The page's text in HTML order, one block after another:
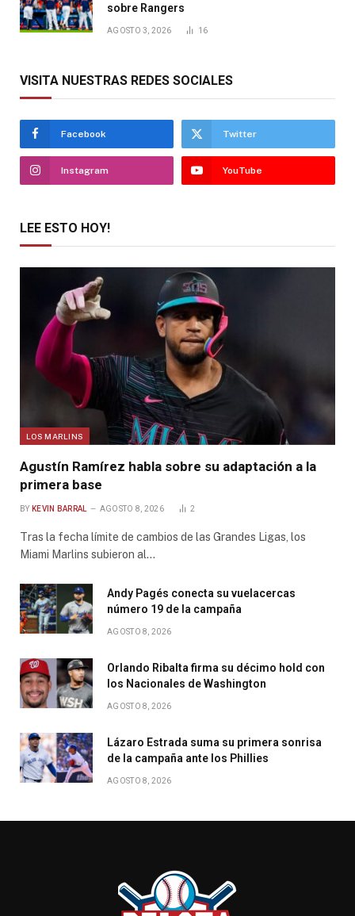
sobre Rangers
AGOSTO 3, 2026 16
VISITA NUESTRAS REDES SOCIALES
Facebook Twitter
Instagram YouTube
LEE ESTO HOY!
LOS MARLINS
Agustín Ramírez habla sobre su adaptación a la
primera base
BY KEVIN BARRAL AGOSTO 8, 2026 2
Tras la fecha límite de cambios de las Grandes Ligas, los
Miami Marlins subieron al…
Andy Pagés conecta su vuelacercas
número 19 de la campaña
AGOSTO 8, 2026
Orlando Ribalta firma su décimo hold con
los Nacionales de Washington
AGOSTO 8, 2026
Lázaro Estrada suma su primera sonrisa
de la campaña ante los Phillies
AGOSTO 8, 2026